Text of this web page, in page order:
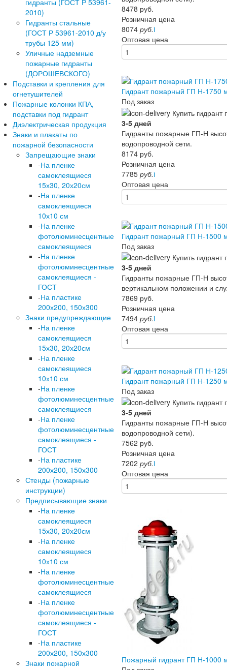
гидранты (ГОСТ Р 53961-
2010)
Гидранты стальные
(ГОСТ Р 53961-2010 д/у
трубы 125 мм)
Уличные надземные
пожарные гидранты
(ДОРОШЕВСКОГО)
Подставки и крепления для
огнетушителей
Пожарные колонки КПА,
подставки под гидрант
Диэлектрическая продукция
Знаки и плакаты по
пожарной безопасности
Запрещающие знаки
-На пленке
самоклеящиеся
15х30, 20х20см
-На пленке
самоклеящиеся
10х10 см
-На пленке
фотолюминесцентные
самоклеящиеся
-На пленке
фотолюминесцентные
самоклеящиеся -
ГОСТ
-На пластике
200х200, 150х300
Знаки предупреждающие
-На пленке
самоклеящиеся
15х30, 20х20см
-На пленке
самоклеящиеся
10х10 см
-На пленке
фотолюминесцентные
самоклеящиеся
-На пленке
фотолюминесцентные
самоклеящиеся -
ГОСТ
-На пластике
200х200, 150х300
Стенды (пожарные
инструкции)
Предписывающие знаки
-На пленке
самоклеящиеся
15х30, 20х20см
-На пленке
самоклеящиеся
10х10 см
-На пленке
фотолюминесцентные
самоклеящиеся
-На пленке
фотолюминесцентные
самоклеящиеся -
ГОСТ
-На пластике
200х200, 150х300
Знаки пожарной
8478 руб.
Розничная цена
8074 руб.i
Оптовая цена
Гидрант пожарный ГП Н-1750
Под заказ
3-5 дней
Гидранты пожарные ГП-Н
водопроводной сети.
8174 руб.
Розничная цена
7785 руб.i
Оптовая цена
Гидрант пожарный ГП Н-1500
Под заказ
3-5 дней
Гидранты пожарные ГП-Н
вертикальном положении и
7869 руб.
Розничная цена
7494 руб.i
Оптовая цена
Гидрант пожарный ГП Н-1250
Под заказ
3-5 дней
Гидранты пожарные ГП-Н
водопроводной сети).
7562 руб.
Розничная цена
7202 руб.i
Оптовая цена
Пожарный гидрант ГП Н-1000